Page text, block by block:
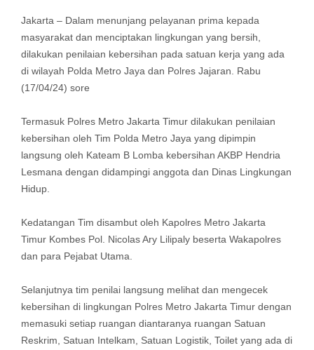
Jakarta – Dalam menunjang pelayanan prima kepada
masyarakat dan menciptakan lingkungan yang bersih,
dilakukan penilaian kebersihan pada satuan kerja yang ada
di wilayah Polda Metro Jaya dan Polres Jajaran. Rabu
(17/04/24) sore
Termasuk Polres Metro Jakarta Timur dilakukan penilaian
kebersihan oleh Tim Polda Metro Jaya yang dipimpin
langsung oleh Kateam B Lomba kebersihan AKBP Hendria
Lesmana dengan didampingi anggota dan Dinas Lingkungan
Hidup.
Kedatangan Tim disambut oleh Kapolres Metro Jakarta
Timur Kombes Pol. Nicolas Ary Lilipaly beserta Wakapolres
dan para Pejabat Utama.
Selanjutnya tim penilai langsung melihat dan mengecek
kebersihan di lingkungan Polres Metro Jakarta Timur dengan
memasuki setiap ruangan diantaranya ruangan Satuan
Reskrim, Satuan Intelkam, Satuan Logistik, Toilet yang ada di